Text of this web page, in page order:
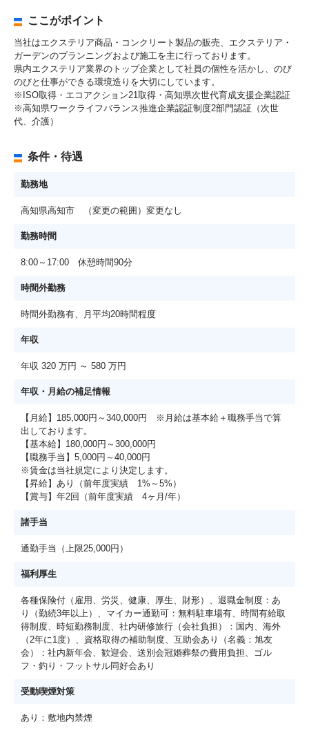
ここがポイント
当社はエクステリア商品・コンクリート製品の販売、エクステリア・
ガーデンのプランニングおよび施工を主に行っております。
県内エクステリア業界のトップ企業として社員の個性を活かし、のび
のびと仕事ができる環境造りを大切にしています。
※ISO取得・エコアクション21取得・高知県次世代育成支援企業認証
※高知県ワークライフバランス推進企業認証制度2部門認証（次世
代、介護）
条件・待遇
勤務地
高知県高知市 （変更の範囲）変更なし
勤務時間
8:00～17:00 休憩時間90分
時間外勤務
時間外勤務有、月平均20時間程度
年収
年収 320 万円 ～ 580 万円
年収・月給の補足情報
【月給】185,000円～340,000円 ※月給は基本給＋職務手当で算
出しております。
【基本給】180,000円～300,000円
【職務手当】5,000円～40,000円
※賃金は当社規定により決定します。
【昇給】あり（前年度実績 1%～5%）
【賞与】年2回（前年度実績 4ヶ月/年）
諸手当
通勤手当（上限25,000円）
福利厚生
各種保険付（雇用、労災、健康、厚生、財形）、退職金制度：あ
り（勤続3年以上）、マイカー通勤可：無料駐車場有、時間有給取
得制度、時短勤務制度、社内研修旅行（会社負担）：国内、海外
（2年に1度）、資格取得の補助制度、互助会あり（名義：旭友
会）：社内新年会、歓迎会、送別会冠婚葬祭の費用負担、ゴル
フ・釣り・フットサル同好会あり
受動喫煙対策
あり：敷地内禁煙